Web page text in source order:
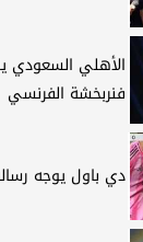
الأهلي السعودي
فنربخشة الفرنسي
دي باول يوجه